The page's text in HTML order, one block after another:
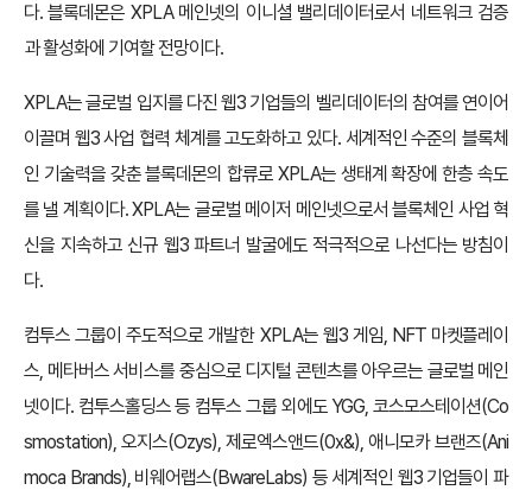
다. 블록데몬은 XPLA 메인넷의 이니셜 밸리데이터로서 네트워크 검증
과 활성화에 기여할 전망이다.
XPLA는 글로벌 입지를 다진 웹3 기업들의 벨리데이터의 참여를 연이어
이끌며 웹3 사업 협력 체계를 고도화하고 있다. 세계적인 수준의 블록체
인 기술력을 갖춘 블록데몬의 합류로 XPLA는 생태계 확장에 한층 속도
를 낼 계획이다. XPLA는 글로벌 메이저 메인넷으로서 블록체인 사업 혁
신을 지속하고 신규 웹3 파트너 발굴에도 적극적으로 나선다는 방침이
다.
컴투스 그룹이 주도적으로 개발한 XPLA는 웹3 게임, NFT 마켓플레이
스, 메타버스 서비스를 중심으로 디지털 콘텐츠를 아우르는 글로벌 메인
넷이다. 컴투스홀딩스 등 컴투스 그룹 외에도 YGG, 코스모스테이션(Co
smostation), 오지스(Ozys), 제로엑스앤드(0x&), 애니모카 브랜즈(Ani
moca Brands), 비웨어랩스(BwareLabs) 등 세계적인 웹3 기업들이 파